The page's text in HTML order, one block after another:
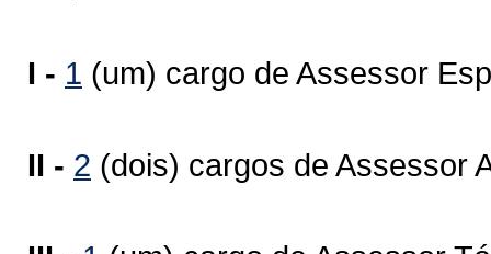
I - 1 (um) cargo de Assessor
II - 2 (dois) cargos de Assessor